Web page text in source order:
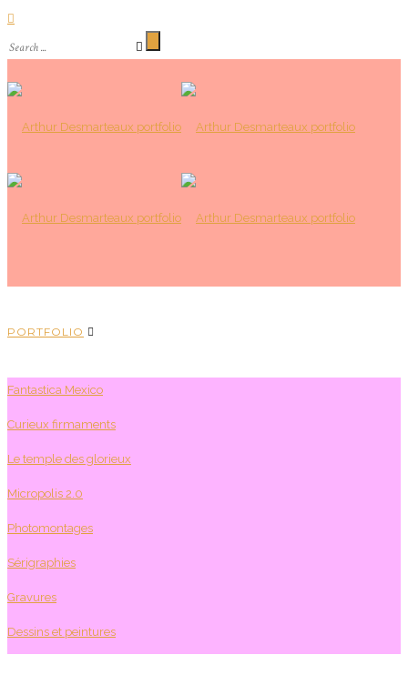
PORTFOLIO
Fantastica Mexico
Curieux firmaments
Le temple des glorieux
Micropolis 2.0
Photomontages
Sérigraphies
Gravures
Dessins et peintures